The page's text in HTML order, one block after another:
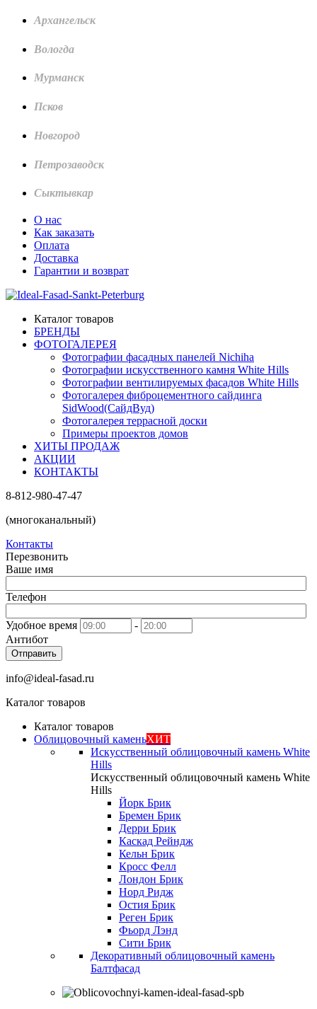
Архангельск
Вологда
Мурманск
Псков
Новгород
Петрозаводск
Сыктывкар
О нас
Как заказать
Оплата
Доставка
Гарантии и возврат
Каталог товаров
БРЕНДЫ
ФОТОГАЛЕРЕЯ
Фотографии фасадных панелей Nichiha
Фотографии искусственного камня White Hills
Фотографии вентилируемых фасадов White Hills
Фотогалерея фиброцементного сайдинга
SidWood(СайдВуд)
Фотогалерея террасной доски
Примеры проектов домов
ХИТЫ ПРОДАЖ
АКЦИИ
КОНТАКТЫ
8-812-980-47-47
(многоканальный)
Контакты
Перезвонить
Ваше имя
Телефон
Удобное время
-
Антибот
Отправить
info@ideal-fasad.ru
Каталог товаров
Каталог товаров
Облицовочный каменьХИТ
Искусственный облицовочный камень White
Hills
Искусственный облицовочный камень White
Hills
Йорк Брик
Бремен Брик
Дерри Брик
Каскад Рейндж
Кельн Брик
Кросс Фелл
Лондон Брик
Норд Ридж
Остия Брик
Реген Брик
Фьорд Лэнд
Сити Брик
Декоративный облицовочный камень
Балтфасад